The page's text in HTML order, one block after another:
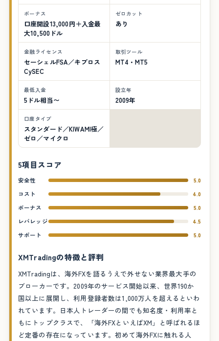
ボーナス
口座開設13,000円＋入金最
大10,500ドル
ゼロカット
あり
金融ライセンス
セーシェルFSA／キプロス
CySEC
取引ツール
MT4・MT5
最低入金
5ドル相当〜
設立年
2009年
口座タイプ
スタンダード／KIWAMI極／
ゼロ／マイクロ
5項目スコア
安全性
5.0
コスト
4.0
ボーナス
5.0
レバレッジ
4.5
サポート
5.0
XMTradingの特徴と評判
XMTradingは、海外FXを語るうえで外せない業界最大手の
ブローカーです。2009年のサービス開始以来、世界190か
国以上に展開し、利用登録者数は1,000万人を超えるといわ
れています。日本人トレーダーの間でも知名度・利用率と
もにトップクラスで、「海外FXといえばXM」と呼ばれるほ
ど定番の存在になっています。初めて海外FXに触れる人